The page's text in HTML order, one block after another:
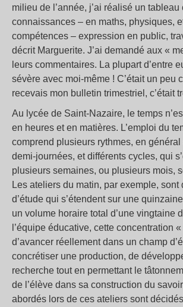
milieu de l’année, j’ai réalisé un
connaissances – en maths, physiques,
compétences – expression en public,
décrit Marguerite. J’ai demandé aux «
leurs commentaires. La plupart d’entre
sévère avec moi-même ! C’était un peu
recevais mon bulletin trimestriel, c’était
Au lycée de Saint-Nazaire, le temps
en heures et en matières. L’emploi du
comprend plusieurs rythmes, en
demi-journées, et différents cycles, qui
plusieurs semaines, ou plusieurs mois,
Les ateliers du matin, par exemple, sont
d’étude qui s’étendent sur une
un volume horaire total d’une vingtaine
l’équipe éducative, cette concentration
d’avancer réellement dans un champ
concrétiser une production, de
recherche tout en permettant le
de l’élève dans sa construction du
abordés lors de ces ateliers sont